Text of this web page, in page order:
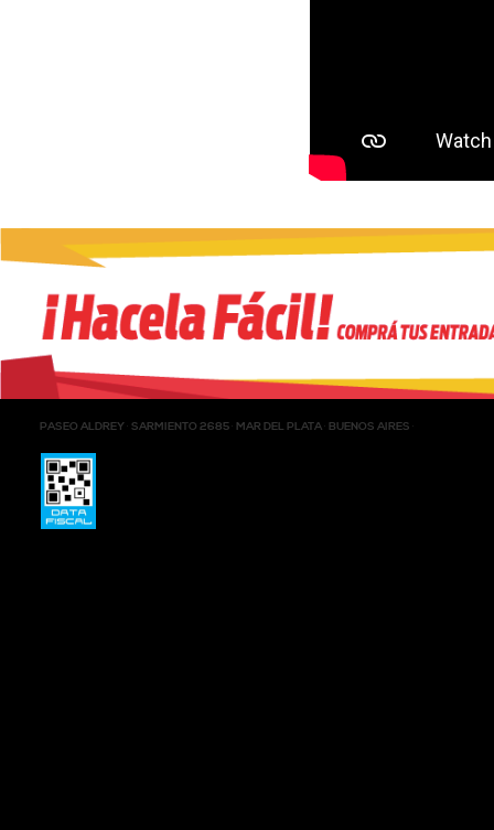
PASEO ALDREY SARMIENTO 2685 MAR DEL PLATA BUENOS AIRES